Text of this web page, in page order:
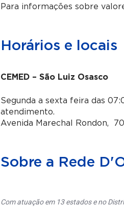
Para informações sobre
Horários e locais
CEMED – São Luiz Osasco
Segunda a sexta feira das
atendimento.
Avenida Marechal Rondon,
Sobre a Rede
Com atuação em 13 estados e no